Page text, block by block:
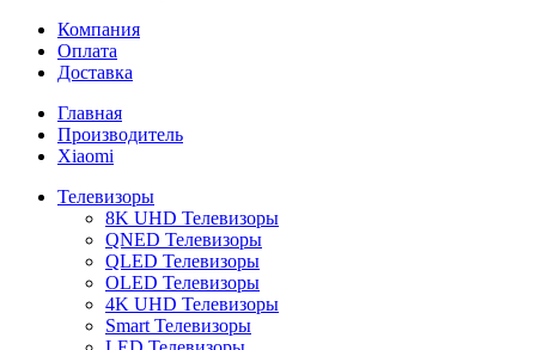
Компания
Оплата
Доставка
Главная
Производитель
Xiaomi
Телевизоры
8K UHD Телевизоры
QNED Телевизоры
QLED Телевизоры
OLED Телевизоры
4K UHD Телевизоры
Smart Телевизоры